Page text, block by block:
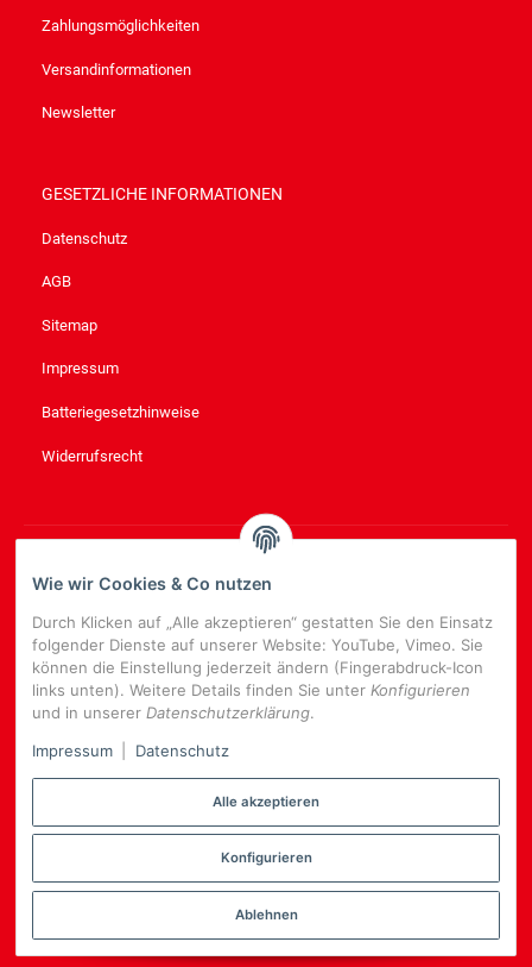
Zahlungsmöglichkeiten
Versandinformationen
Newsletter
GESETZLICHE INFORMATIONEN
Datenschutz
AGB
Sitemap
Impressum
Batteriegesetzhinweise
Widerrufsrecht
NEWSLETTER ABONNIEREN
regelmäßig und jederzeit widerruflich Informationen zu Ihrem
Produktsortiment per E-Mail zu.
E-
Mail-
Adresse
NEWSLETTER
Wie wir Cookies & Co nutzen
Durch Klicken auf „Alle akzeptieren“ gestatten Sie den Einsatz
folgender Dienste auf unserer Website: YouTube, Vimeo. Sie
können die Einstellung jederzeit ändern (Fingerabdruck-Icon
links unten). Weitere Details finden Sie unter Konfigurieren
und in unserer Datenschutzerklärung.
Impressum
Datenschutz
Alle akzeptieren
Konfigurieren
Ablehnen